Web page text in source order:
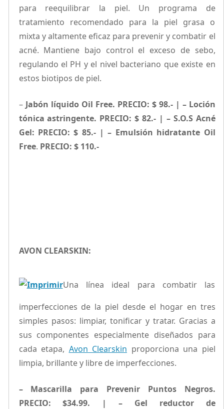
para reequilibrar la piel. Un programa de
tratamiento recomendado para la piel grasa o
mixta y altamente eficaz para prevenir y combatir el
acné. Mantiene bajo control el exceso de sebo,
regulando el PH y el nivel bacteriano que existe en
estos biotipos de piel.
– Jabón líquido Oil Free. PRECIO: $ 98.- | – Loción
tónica astringente. PRECIO: $ 82.- | – S.O.S Acné
Gel: PRECIO: $ 85.- |– Emulsión hidratante Oil
Free. PRECIO: $ 110.-
AVON CLEARSKIN:
Una línea ideal para combatir las
imperfecciones de la piel desde el hogar en tres
simples pasos: limpiar, tonificar y tratar. Gracias a
sus componentes especialmente diseñados para
cada etapa, Avon Clearskin proporciona una piel
limpia, brillante y libre de imperfecciones.
– Mascarilla para Prevenir Puntos Negros.
PRECIO: $34.99. | – Gel reductor de